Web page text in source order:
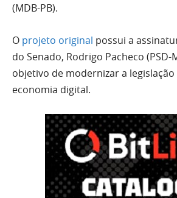
(MDB-PB).
O projeto original possui a
do Senado, Rodrigo Pacheco (PSD-
objetivo de modernizar a
economia digital.